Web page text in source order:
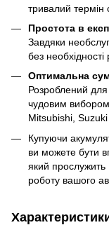
тривалий термін
Простота в
Завдяки
без
Оптимальна
Розроблений для
чудовим
Mitsubishi, Suzuki
Купуючи
ви можете бути
який прослужить
роботу вашого